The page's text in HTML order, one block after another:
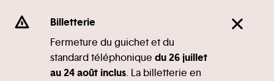
Se rendre au
Contenu principal
Pied de page
Billetterie
Fermeture du guichet et du
standard téléphonique du 26 juillet
au 24 août inclus. La billetterie en